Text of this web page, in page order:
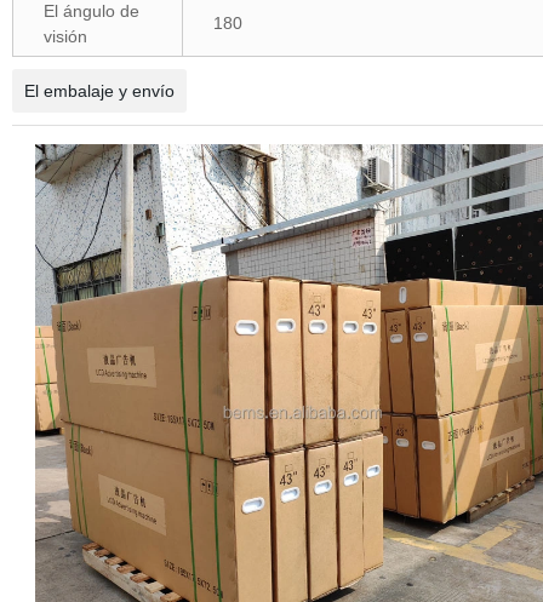
El ángulo de
visión
180
El embalaje y envío